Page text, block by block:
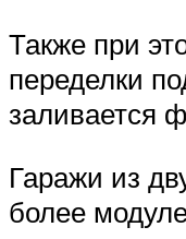
Также при
переделки
заливается
Гаражи из
более